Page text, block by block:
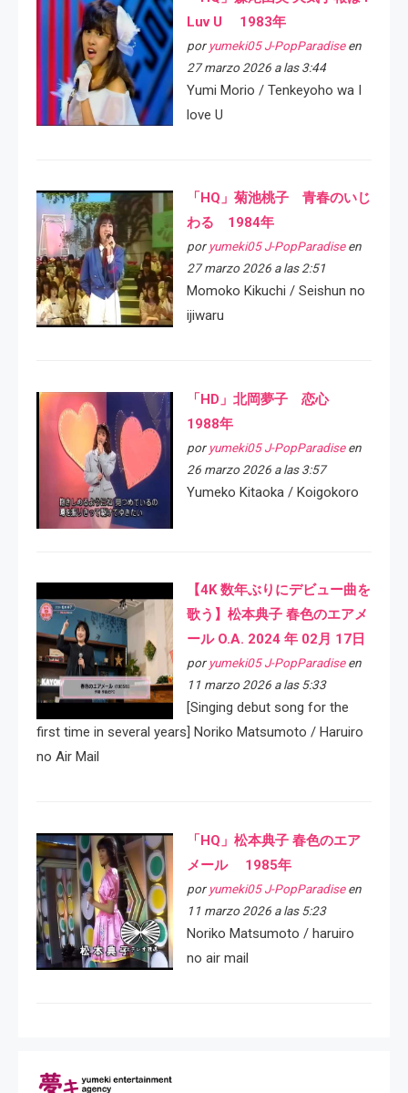
Luv U 1983年
por yumeki05 J-PopParadiseen
27 marzo 2026 a las 3:44
Yumi Morio / Tenkeyoho wa I
love U
「HQ」菊池桃子 青春のいじ
わる 1984年
por yumeki05 J-PopParadiseen
27 marzo 2026 a las 2:51
Momoko Kikuchi / Seishun no
ijiwaru
「HD」北岡夢子 恋心
1988年
por yumeki05 J-PopParadiseen
26 marzo 2026 a las 3:57
Yumeko Kitaoka / Koigokoro
【4K 数年ぶりにデビュー曲を
歌う】松本典子 春色のエアメ
ール O.A. 2024 年 02月 17日
por yumeki05 J-PopParadiseen
11 marzo 2026 a las 5:33
[Singing debut song for the
first time in several years] Noriko Matsumoto / Haruiro
no Air Mail
「HQ」松本典子 春色のエア
メール 1985年
por yumeki05 J-PopParadiseen
11 marzo 2026 a las 5:23
Noriko Matsumoto / haruiro
no air mail